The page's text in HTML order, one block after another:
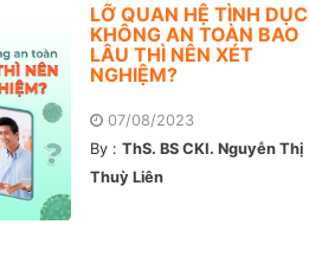
LỠ QUAN HỆ TÌNH DỤC
KHÔNG AN TOÀN BAO
LÂU THÌ NÊN XÉT
NGHIỆM?
07/08/2023
By :ThS. BS CKI. Nguyễn Thị
Thuỳ Liên